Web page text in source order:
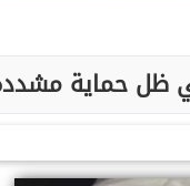
ظل حماية